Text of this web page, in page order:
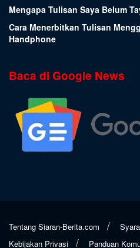
Mengapa Tulisan Saya Belum
Cara Menerbitkan Tulisan
Handphone
Baca di Google News
Tentang Siaran-Berita.com
Kebijakan Privasi
Panduan